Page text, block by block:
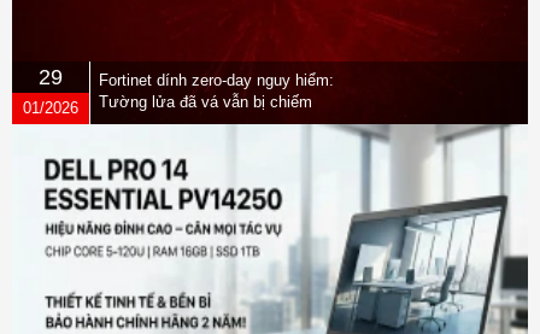
29
01/2026
Fortinet dính zero-day nguy hiểm:
Tường lửa đã vá vẫn bị chiếm
quyền